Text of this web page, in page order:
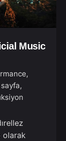
Music
olarak